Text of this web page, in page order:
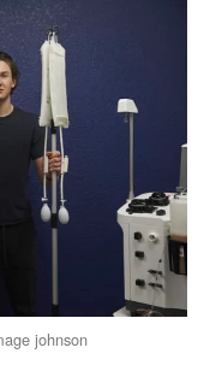
johnson